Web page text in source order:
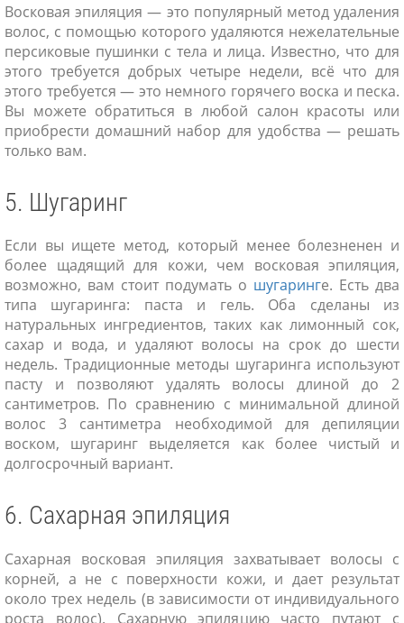
Восковая эпиляция — это популярный метод удаления
волос, с помощью которого удаляются нежелательные
персиковые пушинки с тела и лица. Известно, что для
этого требуется добрых четыре недели, всё что для
этого требуется — это немного горячего воска и песка.
Вы можете обратиться в любой салон красоты или
приобрести домашний набор для удобства — решать
только вам.
5. Шугаринг
Если вы ищете метод, который менее болезненен и
более щадящий для кожи, чем восковая эпиляция,
возможно, вам стоит подумать о шугаринге. Есть два
типа шугаринга: паста и гель. Оба сделаны из
натуральных ингредиентов, таких как лимонный сок,
сахар и вода, и удаляют волосы на срок до шести
недель. Традиционные методы шугаринга используют
пасту и позволяют удалять волосы длиной до 2
сантиметров. По сравнению с минимальной длиной
волос 3 сантиметра необходимой для депиляции
воском, шугаринг выделяется как более чистый и
долгосрочный вариант.
6. Сахарная эпиляция
Сахарная восковая эпиляция захватывает волосы с
корней, а не с поверхности кожи, и дает результат
около трех недель (в зависимости от индивидуального
роста волос). Сахарную эпиляцию часто путают с